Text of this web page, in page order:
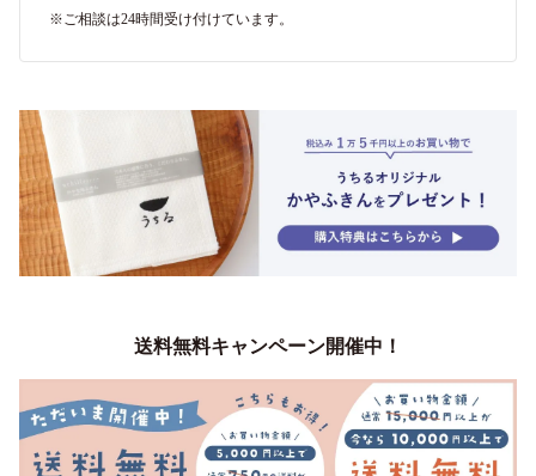
※ご相談は24時間受け付けています。
送料無料キャンペーン開催中！